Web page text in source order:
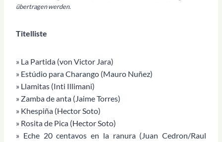
übertragen werden.
Titelliste
» La Partida (von Victor Jara)
» Estúdio para Charango (Mauro Nuñez)
» Llamitas (Inti Illimani)
» Zamba de anta (Jaime Torres)
» Khespiña (Hector Soto)
» Rosita de Pica (Hector Soto)
» Eche 20 centavos en la ranura (Juan Cedron/Raul